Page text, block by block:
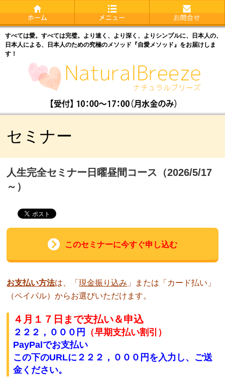
すべては愛。すべては完璧。より速く、より深く、よりシンプルに、日本人の、
日本人による、日本人のための究極のメソッド『自愛メソッド』をお届けしま
す！
セミナー
人生完全セミナー日曜昼間コース（2026/5/17
～）
このセミナーに今すぐ申し込む
お支払い方法は、「現金振り込み 」または「カード払い」
（ペイパル）からお選びいただけます。
４ 月１７日まで支払い＆申込
２２２，０００円
（早期支払い割引）
PayPalでお支払い
この下のURLに ２２２，０００円 を入力し、ご送
金ください。